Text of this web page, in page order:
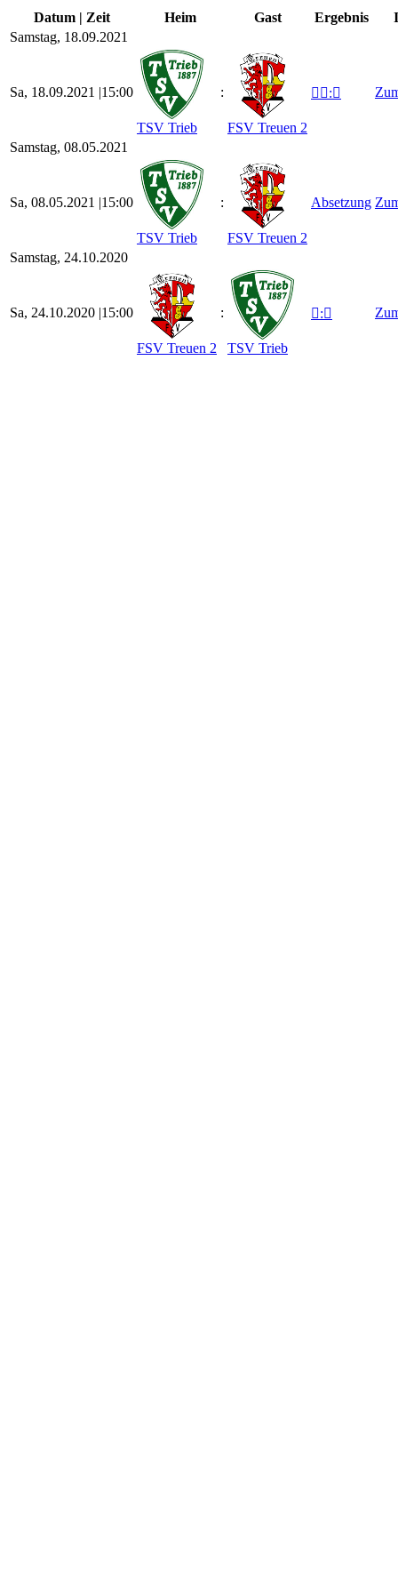
Datum | Zeit Heim Gast Ergebnis
Samstag, 18.09.2021
Sa, 18.09.2021 |15:00
TSV Trieb
:
FSV Treuen 2
:
Samstag, 08.05.2021
Sa, 08.05.2021 |15:00
TSV Trieb
:
FSV Treuen 2
Absetzung
Samstag, 24.10.2020
Sa, 24.10.2020 |15:00
FSV Treuen 2
:
TSV Trieb
: